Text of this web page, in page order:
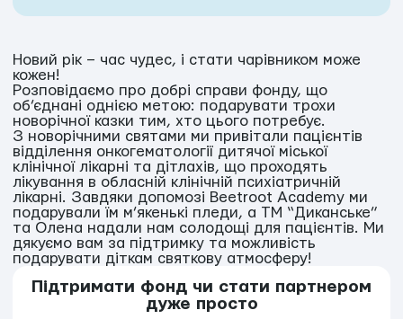
Новий рік – час чудес, і стати чарівником може
кожен!
Розповідаємо про добрі справи фонду, що
об’єднані однією метою: подарувати трохи
новорічної казки тим, хто цього потребує.
З новорічними святами ми привітали пацієнтів
відділення онкогематології дитячої міської
клінічної лікарні та дітлахів, що проходять
лікування в обласній клінічній психіатричній
лікарні. Завдяки допомозі Beetroot Academy ми
подарували їм м’якенькі пледи, а ТМ “Диканське”
та Олена надали нам солодощі для пацієнтів. Ми
дякуємо вам за підтримку та можливість
подарувати діткам святкову атмосферу!
Підтримати фонд чи стати партнером
дуже просто